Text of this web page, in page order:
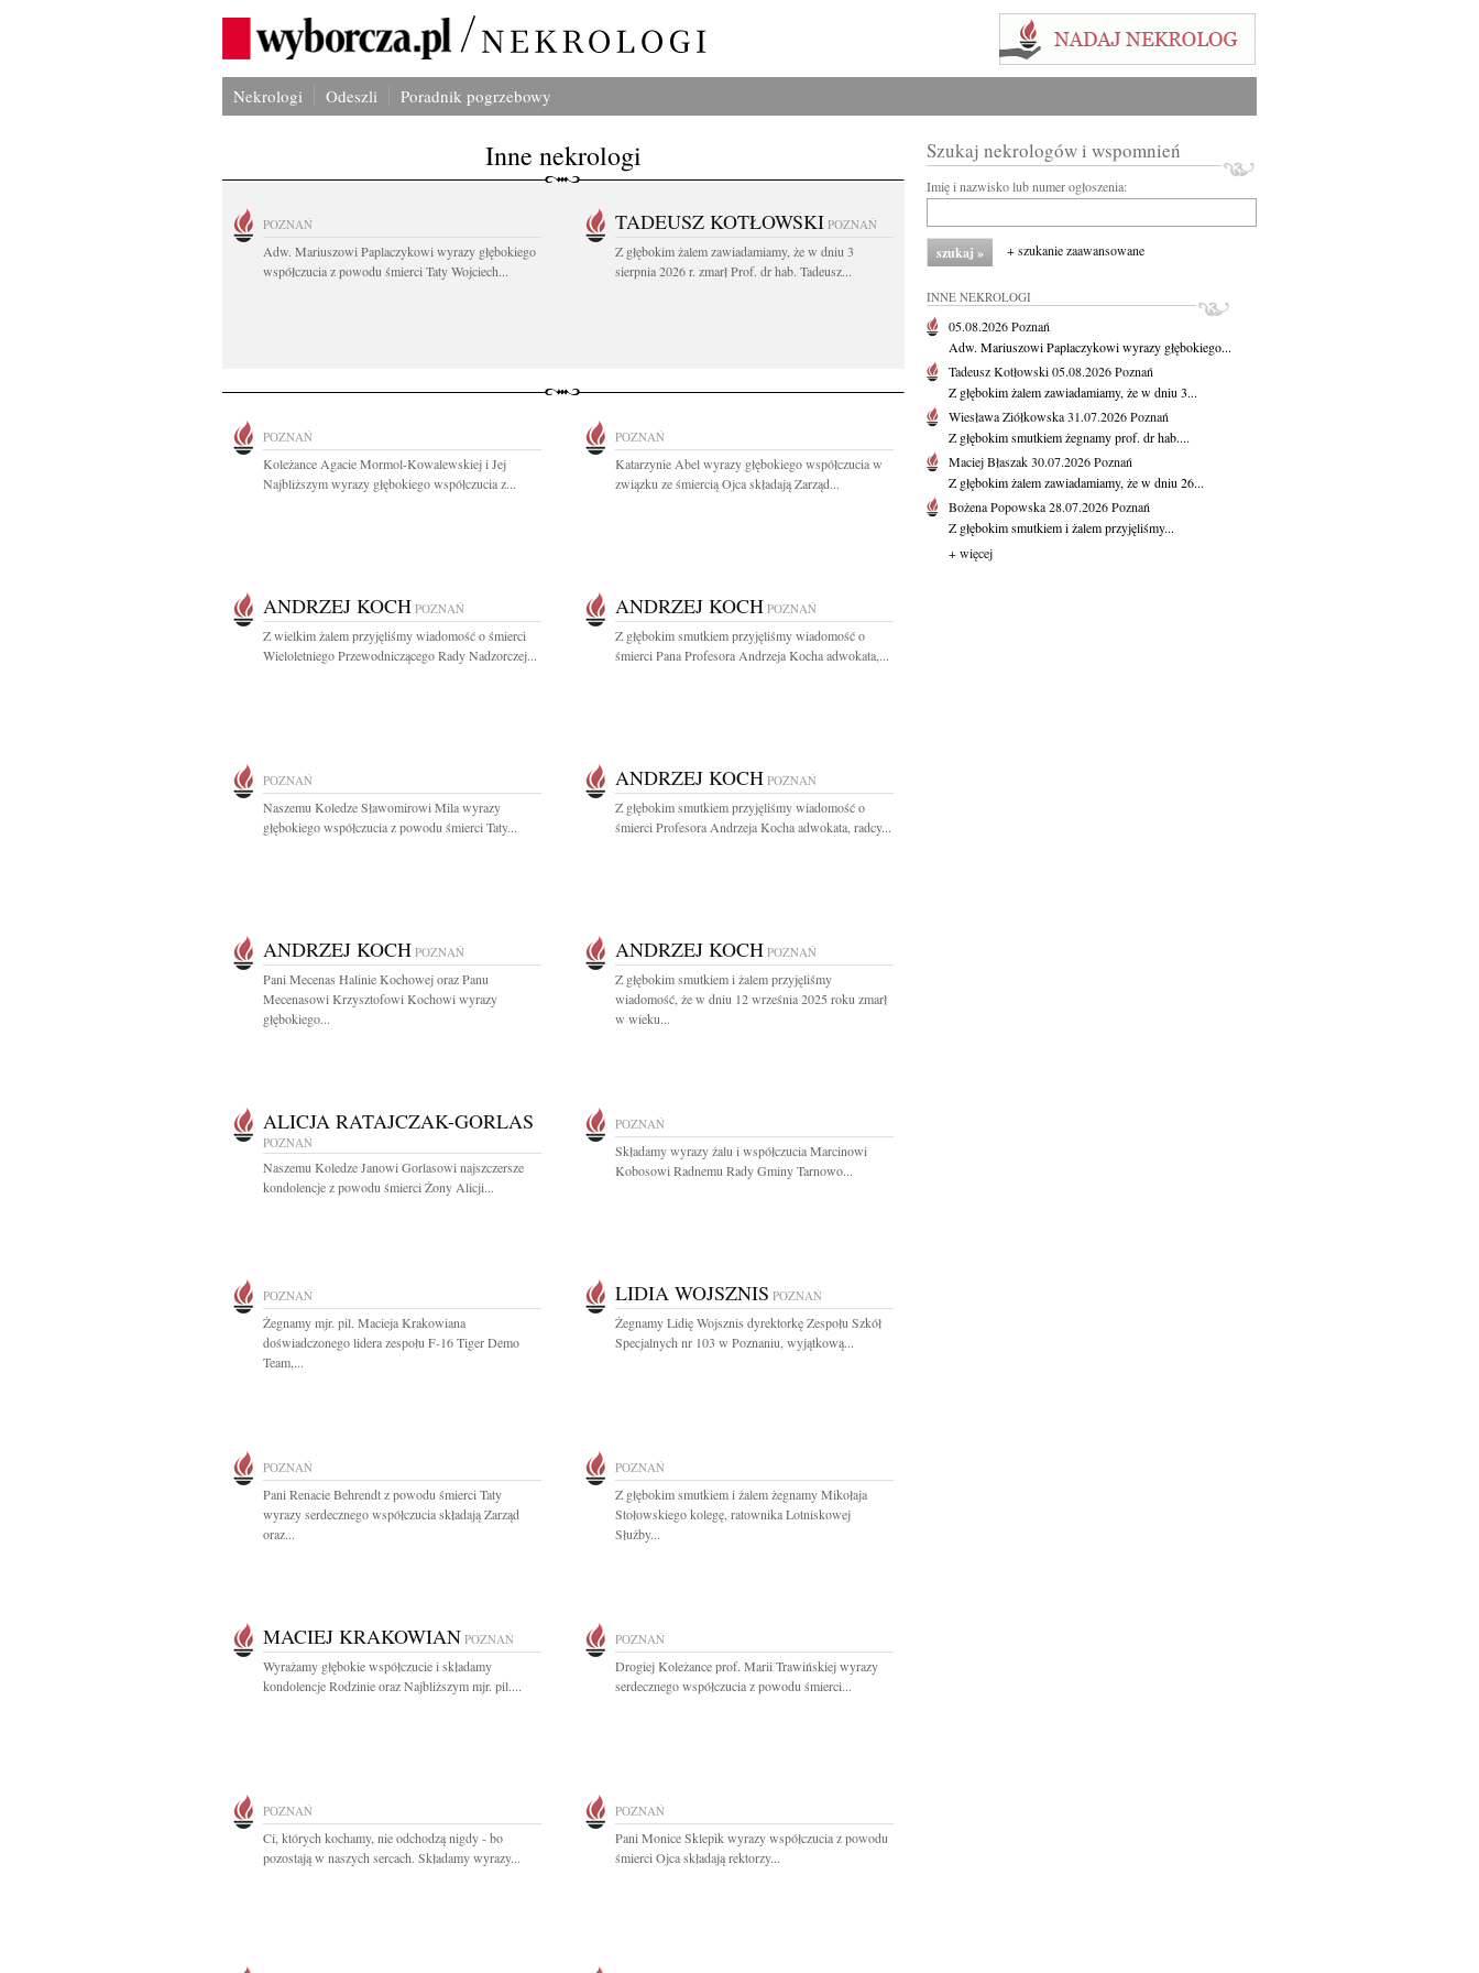
Nekrologi Odeszli Poradnik pogrzebowy
Inne nekrologi
POZNAŃ
Adw. Mariuszowi Paplaczykowi wyrazy głębokiego
współczucia z powodu śmierci Taty Wojciech...
TADEUSZ KOTŁOWSKI POZNAŃ
Z głębokim żalem zawiadamiamy, że w dniu 3
sierpnia 2026 r. zmarł Prof. dr hab. Tadeusz...
POZNAŃ
Koleżance Agacie Mormol-Kowalewskiej i Jej
Najbliższym wyrazy głębokiego współczucia z...
POZNAŃ
Katarzynie Abel wyrazy głębokiego współczucia w
związku ze śmiercią Ojca składają Zarząd...
ANDRZEJ KOCH POZNAŃ
Z wielkim żalem przyjęliśmy wiadomość o śmierci
Wieloletniego Przewodniczącego Rady Nadzorczej...
ANDRZEJ KOCH POZNAŃ
Z głębokim smutkiem przyjęliśmy wiadomość o
śmierci Pana Profesora Andrzeja Kocha adwokata,...
POZNAŃ
Naszemu Koledze Sławomirowi Mila wyrazy
głębokiego współczucia z powodu śmierci Taty...
ANDRZEJ KOCH POZNAŃ
Z głębokim smutkiem przyjęliśmy wiadomość o
śmierci Profesora Andrzeja Kocha adwokata, radcy...
ANDRZEJ KOCH POZNAŃ
Pani Mecenas Halinie Kochowej oraz Panu
Mecenasowi Krzysztofowi Kochowi wyrazy
głębokiego...
ANDRZEJ KOCH POZNAŃ
Z głębokim smutkiem i żalem przyjęliśmy
wiadomość, że w dniu 12 września 2025 roku zmarł
w wieku...
ALICJA RATAJCZAK-GORLAS
POZNAŃ
Naszemu Koledze Janowi Gorlasowi najszczersze
kondolencje z powodu śmierci Żony Alicji...
POZNAŃ
Składamy wyrazy żalu i współczucia Marcinowi
Kobosowi Radnemu Rady Gminy Tarnowo...
POZNAŃ
Żegnamy mjr. pil. Macieja Krakowiana
doświadczonego lidera zespołu F-16 Tiger Demo
Team,...
LIDIA WOJSZNIS POZNAŃ
Żegnamy Lidię Wojsznis dyrektorkę Zespołu Szkół
Specjalnych nr 103 w Poznaniu, wyjątkową...
POZNAŃ
Pani Renacie Behrendt z powodu śmierci Taty
wyrazy serdecznego współczucia składają Zarząd
oraz...
POZNAŃ
Z głębokim smutkiem i żalem żegnamy Mikołaja
Stołowskiego kolegę, ratownika Lotniskowej
Służby...
MACIEJ KRAKOWIAN POZNAŃ
Wyrażamy głębokie współczucie i składamy
kondolencje Rodzinie oraz Najbliższym mjr. pil....
POZNAŃ
Drogiej Koleżance prof. Marii Trawińskiej wyrazy
serdecznego współczucia z powodu śmierci...
POZNAŃ
Ci, których kochamy, nie odchodzą nigdy - bo
pozostają w naszych sercach. Składamy wyrazy...
POZNAŃ
Pani Monice Sklepik wyrazy współczucia z powodu
śmierci Ojca składają rektorzy...
Szukaj nekrologów i wspomnień
Imię i nazwisko lub numer ogłoszenia:
+ szukanie zaawansowane
INNE NEKROLOGI
05.08.2026Poznań
Adw. Mariuszowi Paplaczykowi wyrazy głębokiego...
Tadeusz Kotłowski05.08.2026Poznań
Z głębokim żalem zawiadamiamy, że w dniu 3...
Wiesława Ziółkowska31.07.2026Poznań
Z głębokim smutkiem żegnamy prof. dr hab....
Maciej Błaszak30.07.2026Poznań
Z głębokim żalem zawiadamiamy, że w dniu 26...
Bożena Popowska28.07.2026Poznań
Z głębokim smutkiem i żalem przyjęliśmy...
+ więcej